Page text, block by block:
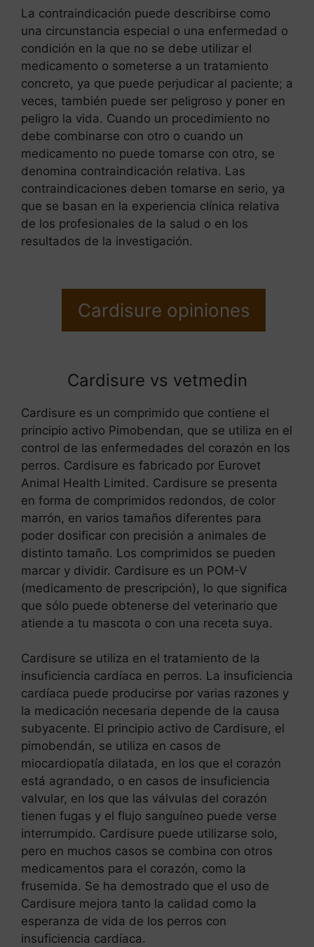
La contraindicación puede describirse como
una circunstancia especial o una enfermedad o
condición en la que no se debe utilizar el
medicamento o someterse a un tratamiento
concreto, ya que puede perjudicar al paciente; a
veces, también puede ser peligroso y poner en
peligro la vida. Cuando un procedimiento no
debe combinarse con otro o cuando un
medicamento no puede tomarse con otro, se
denomina contraindicación relativa. Las
contraindicaciones deben tomarse en serio, ya
que se basan en la experiencia clínica relativa
de los profesionales de la salud o en los
resultados de la investigación.
Cardisure opiniones
Cardisure vs vetmedin
Cardisure es un comprimido que contiene el
principio activo Pimobendan, que se utiliza en el
control de las enfermedades del corazón en los
perros. Cardisure es fabricado por Eurovet
Animal Health Limited. Cardisure se presenta
en forma de comprimidos redondos, de color
marrón, en varios tamaños diferentes para
poder dosificar con precisión a animales de
distinto tamaño. Los comprimidos se pueden
marcar y dividir. Cardisure es un POM-V
(medicamento de prescripción), lo que significa
que sólo puede obtenerse del veterinario que
atiende a tu mascota o con una receta suya.
Cardisure se utiliza en el tratamiento de la
insuficiencia cardíaca en perros. La insuficiencia
cardíaca puede producirse por varias razones y
la medicación necesaria depende de la causa
subyacente. El principio activo de Cardisure, el
pimobendán, se utiliza en casos de
miocardiopatía dilatada, en los que el corazón
está agrandado, o en casos de insuficiencia
valvular, en los que las válvulas del corazón
tienen fugas y el flujo sanguíneo puede verse
interrumpido. Cardisure puede utilizarse solo,
pero en muchos casos se combina con otros
medicamentos para el corazón, como la
frusemida. Se ha demostrado que el uso de
Cardisure mejora tanto la calidad como la
esperanza de vida de los perros con
insuficiencia cardíaca.